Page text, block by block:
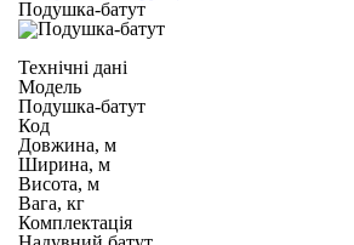
Подушка-батут
Технічні дані
Модель
Подушка-батут
Код
Довжина, м
Ширина, м
Висота, м
Вага, кг
Комплектація